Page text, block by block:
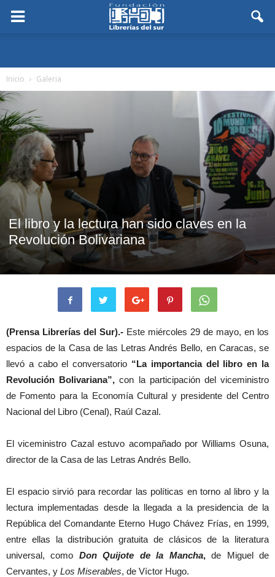
Inicio Galeria
El libro y la lectura han sido claves en la
Revolución Bolivariana
(Prensa Librerías del Sur).- Este miércoles 29 de mayo, en los
espacios de la Casa de las Letras Andrés Bello, en Caracas, se
llevó a cabo el conversatorio “La importancia del libro en la
Revolución Bolivariana”, con la participación del viceministro
de Fomento para la Economía Cultural y presidente del Centro
Nacional del Libro (Cenal), Raúl Cazal.
El viceministro Cazal estuvo acompañado por Williams Osuna,
director de la Casa de las Letras Andrés Bello.
El espacio sirvió para recordar las políticas en torno al libro y la
lectura implementadas desde la llegada a la presidencia de la
República del Comandante Eterno Hugo Chávez Frías, en 1999,
entre ellas la distribución gratuita de clásicos de la literatura
universal, como Don Quijote de la Mancha,de Miguel de
Cervantes, y Los Miserables, de Víctor Hugo.